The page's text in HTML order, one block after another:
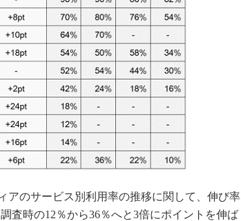
のサービス別利用率の推移に関して、伸び率
査時の12％から36％へと3倍にポイントを伸ば